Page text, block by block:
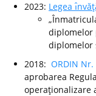
2023: Legea
diplomelor
diplomelor
2018: ORDIN
aprobarea
operaţionalizare